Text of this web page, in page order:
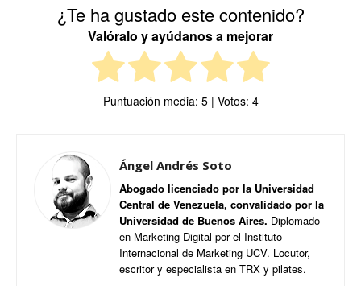
¿Te ha gustado este contenido?
Valóralo y ayúdanos a mejorar
Puntuación media: 5| Votos: 4
Ángel Andrés Soto
Abogado licenciado por la Universidad
Central de Venezuela, convalidado por la
Universidad de Buenos Aires. Diplomado
en Marketing Digital por el Instituto
Internacional de Marketing UCV. Locutor,
escritor y especialista en TRX y pilates.